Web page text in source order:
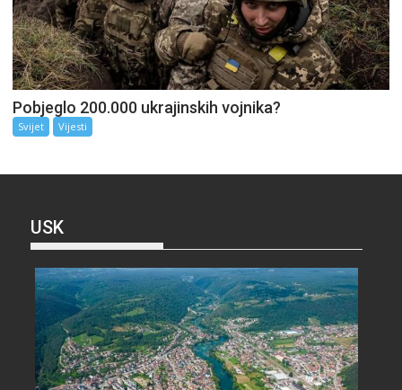
Pobjeglo 200.000 ukrajinskih vojnika?
Svijet Vijesti
USK